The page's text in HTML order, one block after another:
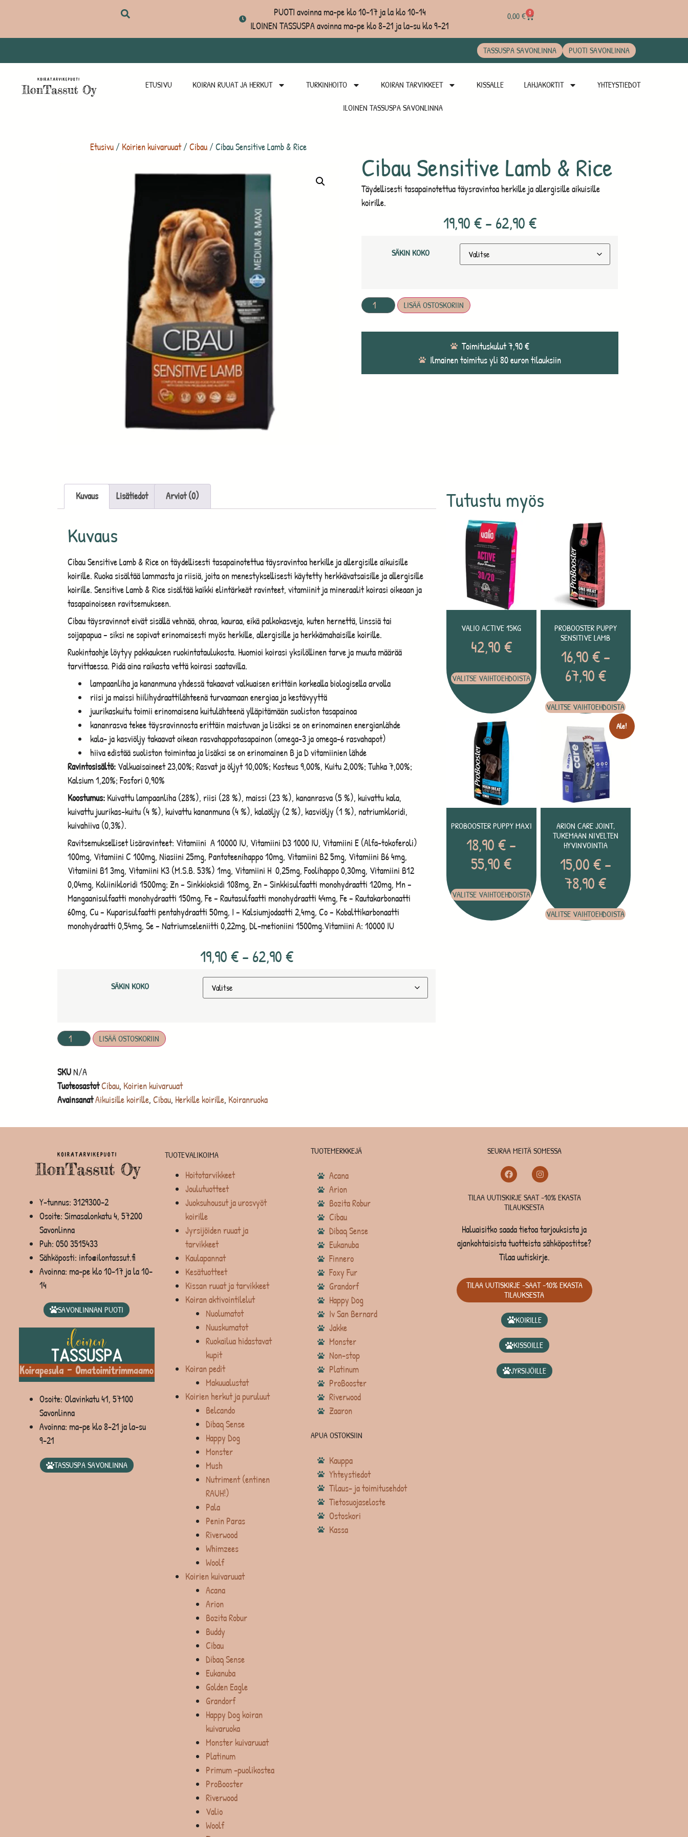
PUOTI avoinna ma-pe klo 10-17 ja la klo 10-14
ILOINEN TASSUSPA avoinna ma-pe klo 8-21 ja la-su klo 9-21
0,00€ 0
TASSUSPA SAVONLINNA PUOTI SAVONLINNA
ETUSIVU KOIRAN RUUAT JA HERKUT TURKINHOITO KOIRAN TARVIKKEET KISSALLE LAHJAKORTIT YHTEYSTIEDOT
ILOINEN TASSUSPA SAVONLINNA
Etusivu/Koirien kuivaruuat/Cibau/ Cibau Sensitive Lamb & Rice
Cibau Sensitive Lamb & Rice
Täydellisesti tasapainotettua täysravintoa herkille ja allergisille aikuisille
koirille.
19,90€– 62,90€
SÄKIN KOKO
LISÄÄ OSTOSKORIIN
Toimituskulut 7,90 €
Ilmainen toimitus yli 80 euron tilauksiin
Tutustu myös
VALIO ACTIVE 15KG
42,90€
VALITSE VAIHTOEHDOISTA
PROBOOSTER PUPPY
SENSITIVE LAMB
16,90€–
67,90€
VALITSE VAIHTOEHDOISTA
PROBOOSTER PUPPY MAXI
18,90€–
55,90€
VALITSE VAIHTOEHDOISTA
Ale!
ARION CARE JOINT,
TUKEMAAN NIVELTEN
HYVINVOINTIA
15,00€–
78,90€
VALITSE VAIHTOEHDOISTA
Kuvaus Lisätiedot Arviot (0)
Kuvaus
Cibau Sensitive Lamb & Rice on täydellisesti tasapainotettua täysravintoa herkille ja allergisille aikuisille
koirille. Ruoka sisältää lammasta ja riisiä, joita on menestyksellisesti käytetty herkkävatsaisille ja allergisille
koirille. Sensitive Lamb & Rice sisältää kaikki elintärkeät ravinteet, vitamiinit ja mineraalit koirasi oikeaan ja
tasapainoiseen ravitsemukseen.
Cibau täysravinnot eivät sisällä vehnää, ohraa, kauraa, eikä palkokasveja, kuten hernettä, linssiä tai
soijapapua – siksi ne sopivat erinomaisesti myös herkille, allergisille ja herkkämahaisille koirille.
Ruokintaohje löytyy pakkauksen ruokintataulukosta. Huomioi koirasi yksilöllinen tarve ja muuta määrää
tarvittaessa. Pidä aina raikasta vettä koirasi saatavilla.
lampaanliha ja kananmuna yhdessä takaavat valkuaisen erittäin korkealla biologisella arvolla
riisi ja maissi hiilihydraattilähteenä turvaamaan energiaa ja kestävyyttä
juurikaskuitu toimii erinomaisena kuitulähteenä ylläpitämään suoliston tasapainoa
kananrasva tekee täysravinnosta erittäin maistuvan ja lisäksi se on erinomainen energianlähde
kala- ja kasviöljy takaavat oikean rasvahappotasapainon (omega-3 ja omega-6 rasvahapot)
hiiva edistää suoliston toimintaa ja lisäksi se on erinomainen B ja D vitamiinien lähde
Ravintosisältö: Valkuaisaineet 23,00%; Rasvat ja öljyt 10,00%; Kosteus 9,00%, Kuitu 2,00%; Tuhka 7,00%;
Kalsium 1,20%; Fosfori 0,90%
Koostumus:Kuivattu lampaanliha (28%), riisi (28 %), maissi (23 %), kananrasva (5 %), kuivattu kala,
kuivattu juurikas-kuitu (4 %), kuivattu kananmuna (4 %), kalaöljy (2 %), kasviöljy (1 %), natriumkloridi,
kuivahiiva (0,3%).
Ravitsemukselliset lisäravinteet: Vitamiini A 10000 IU, Vitamiini D3 1000 IU, Vitamiini E (Alfa-tokoferoli)
100mg, Vitamiini C 100mg, Niasiini 25mg, Pantoteenihappo 10mg, Vitamiini B2 5mg, Vitamiini B6 4mg,
Vitamiini B1 3mg, Vitamiini K3 (M.S.B. 53%) 1mg, Vitamiini H 0,25mg, Foolihappo 0,30mg, Vitamiini B12
0,04mg, Koliinikloridi 1500mg; Zn – Sinkkioksidi 108mg, Zn – Sinkkisulfaatti monohydraatti 120mg, Mn –
Mangaanisulfaatti monohydraatti 150mg, Fe – Rautasulfaatti monohydraatti 44mg, Fe – Rautakarbonaatti
60mg, Cu – Kuparisulfaatti pentahydraatti 50mg, I – Kalsiumjodaatti 2,4mg, Co – Kobalttikarbonaatti
monohydraatti 0,54mg, Se – Natriumseleniitti 0,22mg, DL-metioniini 1500mg.Vitamiini A: 10000 IU
19,90€– 62,90€
SÄKIN KOKO
LISÄÄ OSTOSKORIIN
SKUN/A
TuoteosastotCibau, Koirien kuivaruuat
AvainsanatAikuisille koirille, Cibau, Herkille koirille, Koiranruoka
Y-tunnus: 3129300-2
Osoite: Simasalonkatu 4, 57200
Savonlinna
Puh: 050 3515433
Sähköposti: info@ilontassut.fi
Avoinna: ma-pe klo 10-17 ja la 10-
14
SAVONLINNAN PUOTI
Osoite: Olavinkatu 41, 57100
Savonlinna
Avoinna: ma-pe klo 8-21 ja la-su
9-21
TASSUSPA SAVONLINNA
TUOTEVALIKOIMA
Hoitotarvikkeet
Joulutuotteet
Juoksuhousut ja urosvyöt
koirille
Jyrsijöiden ruuat ja
tarvikkeet
Kaulapannat
Kesätuotteet
Kissan ruuat ja tarvikkeet
Koiran aktivointilelut
Nuolumatot
Nuuskumatot
Ruokailua hidastavat
kupit
Koiran pedit
Makuualustat
Koirien herkut ja puruluut
Belcando
Dibaq Sense
Happy Dog
Monster
Mush
Nutriment (entinen
RAUH!)
Pala
Penin Paras
Riverwood
Whimzees
Woolf
Koirien kuivaruuat
Acana
Arion
Bozita Robur
Buddy
Cibau
Dibaq Sense
Eukanuba
Golden Eagle
Grandorf
Happy Dog koiran
kuivaruoka
Monster kuivaruuat
Platinum
Primum -puolikostea
ProBooster
Riverwood
Valio
Woolf
TUOTEMERKKEJÄ
Acana
Arion
Bozita Robur
Cibau
Dibaq Sense
Eukanuba
Finnero
Foxy Fur
Grandorf
Happy Dog
Iv San Bernard
Jakke
Monster
Non-stop
Platinum
ProBooster
Riverwood
Zaaron
APUA OSTOKSIIN
Kauppa
Yhteystiedot
Tilaus- ja toimitusehdot
Tietosuojaseloste
Ostoskori
Kassa
SEURAA MEITÄ SOMESSA
TILAA UUTISKIRJE SAAT -10% EKASTA
TILAUKSESTA
Haluaisitko saada tietoa tarjouksista ja
ajankohtaisista tuotteista sähköpostitse?
Tilaa uutiskirje.
TILAA UUTISKIRJE -SAAT -10% EKASTA
TILAUKSESTA
KOIRILLE
KISSOILLE
JYRSIJÖILLE